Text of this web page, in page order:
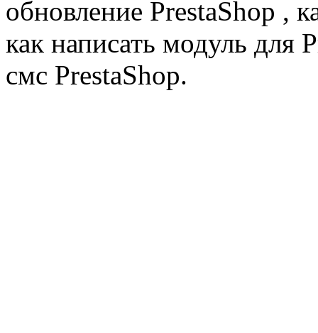
обновление PrestaShop ,
как написать модуль для
смс PrestaShop.